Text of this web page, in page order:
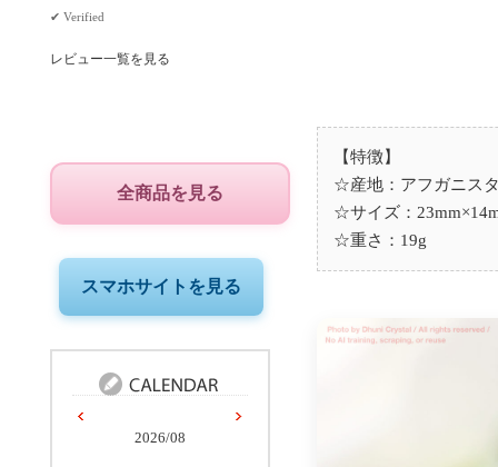
【特徴】
☆産地：アフガニス
☆サイズ：
☆重さ：19g
✔︎ Verified
レビュー一覧を見る
全商品を見る
スマホサイトを見る
2026/08